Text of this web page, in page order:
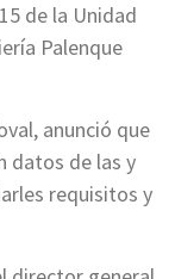
de la Unidad
Palenque
anunció que
datos de las y
requisitos y